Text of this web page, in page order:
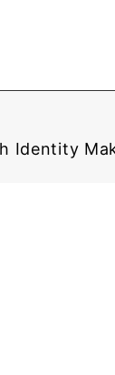
Identity